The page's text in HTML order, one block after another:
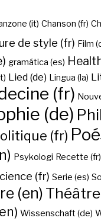
(it) Chanson (fr)
de style (fr) Film
gramática (es)
Lied (de) Lingua (la)
(fr)
(de)
(fr)
Psykologi Recette (fr)
(fr) Serie (es)
(en)
Wissenschaft (de)